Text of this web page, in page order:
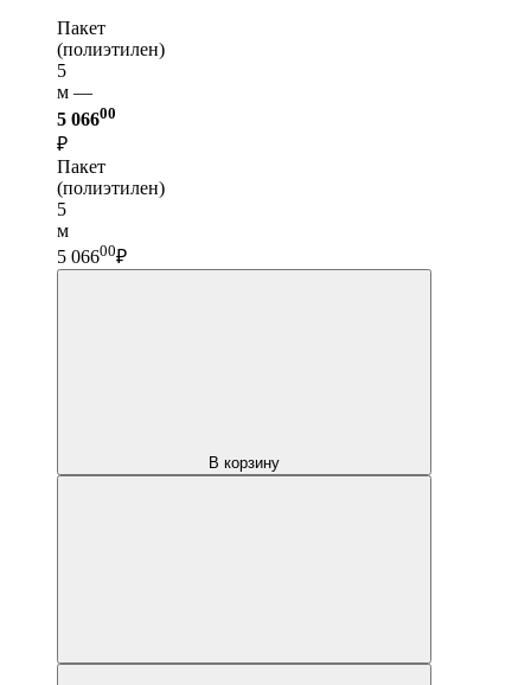
Пакет
(полиэтилен)
5
м —
5 06600
₽
Пакет
(полиэтилен)
5
м
5 06600₽
В корзину